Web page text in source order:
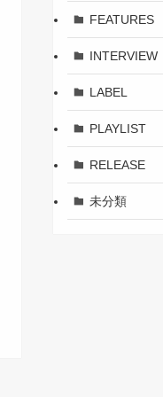
FEATURES
INTERVIEW
LABEL
PLAYLIST
RELEASE
未分類